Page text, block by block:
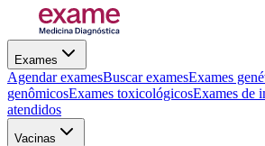
Exames
Agendar examesBuscar examesExames
genômicosExames toxicológicosExames de
atendidos
Vacinas